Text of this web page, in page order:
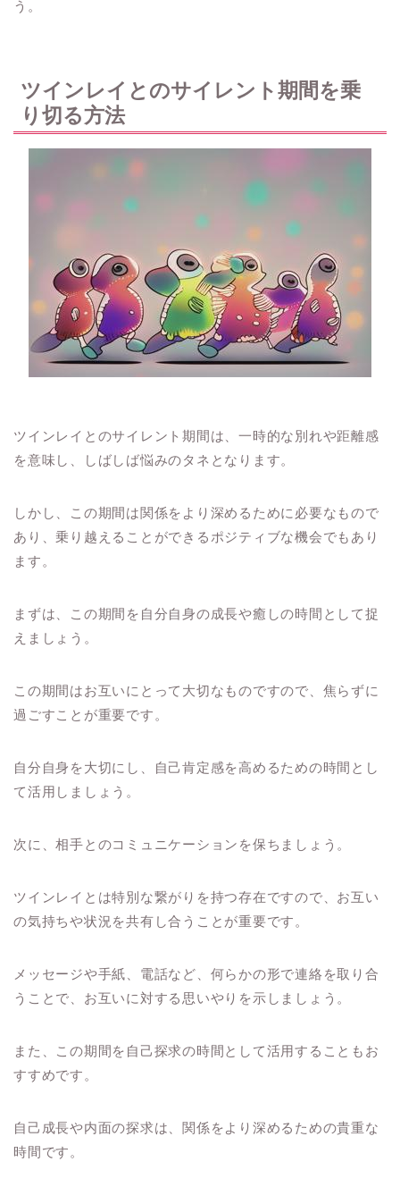
う。
ツインレイとのサイレント期間を乗
り切る方法
ツインレイとのサイレント期間は、一時的な別れや距離感
を意味し、しばしば悩みのタネとなります。
しかし、この期間は関係をより深めるために必要なもので
あり、乗り越えることができるポジティブな機会でもあり
ます。
まずは、この期間を自分自身の成長や癒しの時間として捉
えましょう。
この期間はお互いにとって大切なものですので、焦らずに
過ごすことが重要です。
自分自身を大切にし、自己肯定感を高めるための時間とし
て活用しましょう。
次に、相手とのコミュニケーションを保ちましょう。
ツインレイとは特別な繋がりを持つ存在ですので、お互い
の気持ちや状況を共有し合うことが重要です。
メッセージや手紙、電話など、何らかの形で連絡を取り合
うことで、お互いに対する思いやりを示しましょう。
また、この期間を自己探求の時間として活用することもお
すすめです。
自己成長や内面の探求は、関係をより深めるための貴重な
時間です。